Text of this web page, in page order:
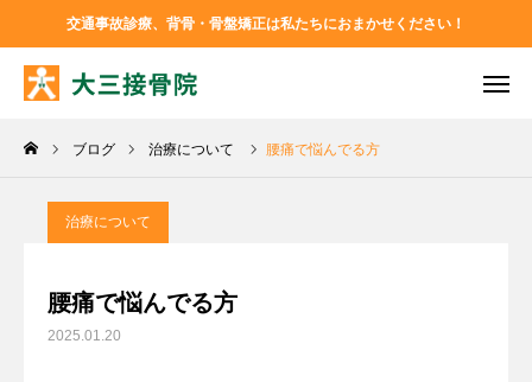
交通事故診療、背骨・骨盤矯正は私たちにおまかせください！
ブログ 治療について 腰痛で悩んでる方
治療について
腰痛で悩んでる方
2025.01.20
TEL
アクセス
Facebook
診療メニュー